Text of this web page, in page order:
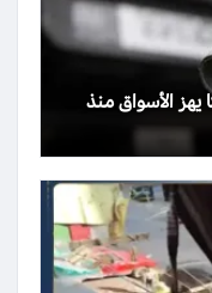
يهز الأسواق منذ